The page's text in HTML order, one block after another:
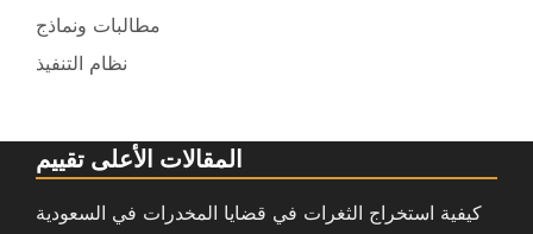
مطالبات ونماذج
نظام التنفيذ
المقالات الأعلى تقييم
كيفية استخراج الثغرات في قضايا المخدرات في السعودية